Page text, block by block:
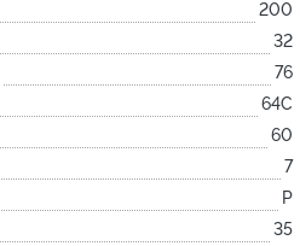
200
32
76
64С
60
7
P
35